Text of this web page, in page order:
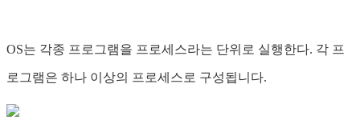
OS는 각종 프로그램을 프로세스라는 단위로 실행한다. 각 프
로그램은 하나 이상의 프로세스로 구성됩니다.